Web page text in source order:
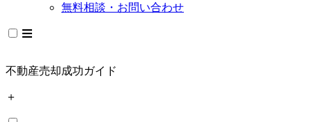
無料相談・お問い合わせ
不動産売却成功ガイド
＋